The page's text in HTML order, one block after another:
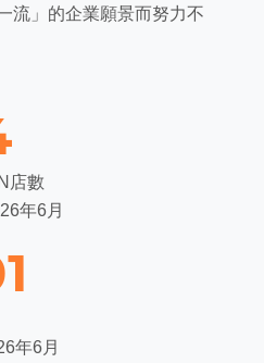
流」的企業願景而努力不
店數
年6月
年6月